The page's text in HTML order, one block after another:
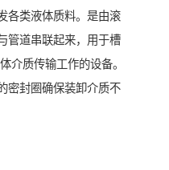
各类液体质料。是由滚
管道串联起来，用于槽
介质传输工作的设备。
密封圈确保装卸介质不